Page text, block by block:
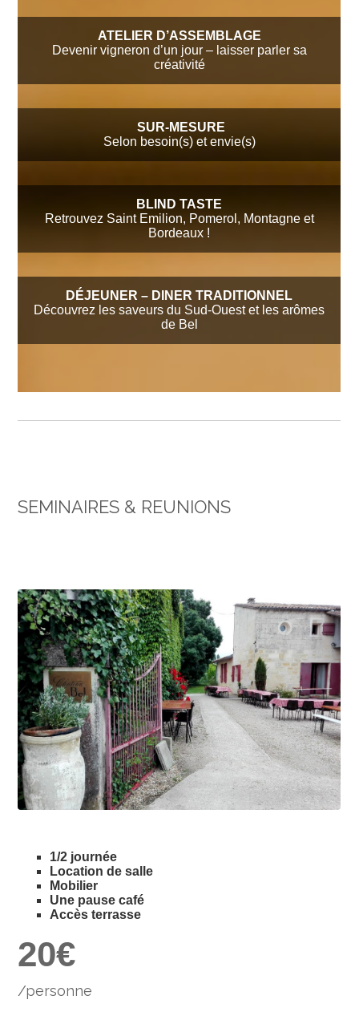
ATELIER D’ASSEMBLAGE
Devenir vigneron d’un jour – laisser parler sa
créativité
SUR-MESURE
Selon besoin(s) et envie(s)
BLIND TASTE
Retrouvez Saint Emilion, Pomerol, Montagne et
Bordeaux !
DÉJEUNER – DINER TRADITIONNEL
Découvrez les saveurs du Sud-Ouest et les arômes
de Bel
SEMINAIRES & REUNIONS
1/2 journée
Location de salle
Mobilier
Une pause café
Accès terrasse
0
1
20€
/personne
0
1
2
3
4
5